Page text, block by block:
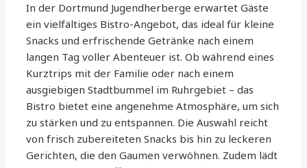
In der Dortmund Jugendherberge erwartet Gäste
ein vielfältiges Bistro-Angebot, das ideal für kleine
Snacks und erfrischende Getränke nach einem
langen Tag voller Abenteuer ist. Ob während eines
Kurztrips mit der Familie oder nach einem
ausgiebigen Stadtbummel im Ruhrgebiet – das
Bistro bietet eine angenehme Atmosphäre, um sich
zu stärken und zu entspannen. Die Auswahl reicht
von frisch zubereiteten Snacks bis hin zu leckeren
Gerichten, die den Gaumen verwöhnen. Zudem lädt